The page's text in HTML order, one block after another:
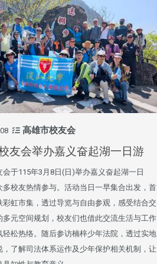
高雄市校友会
友会举办嘉义奋起湖一日游
会于115年3月8日(日)举办嘉义奋起湖一日
多校友热情参与。活动当日一早集合出发，首
彩虹市集，透过导览与自由参观，感受结合交
多元空间规划，校友们也借此交流生活与工作
轻松热络。随后参访楠梓少年法院，透过实地
，了解司法体系运作及少年保护相关机制，让